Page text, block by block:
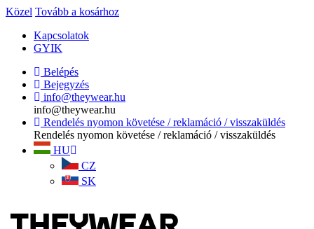
Közel Tovább a kosárhoz
Kapcsolatok
GYIK
Belépés
Bejegyzés
info@theywear.hu
info@theywear.hu
Rendelés nyomon követése / reklamáció / visszaküldés
Rendelés nyomon követése / reklamáció / visszaküldés
HU
CZ
SK